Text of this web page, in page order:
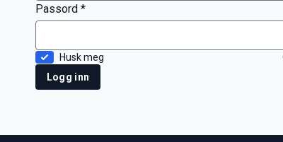
Passord *
Husk meg
Logg inn